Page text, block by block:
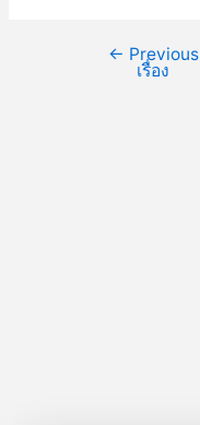
← Previous
เรื่อง